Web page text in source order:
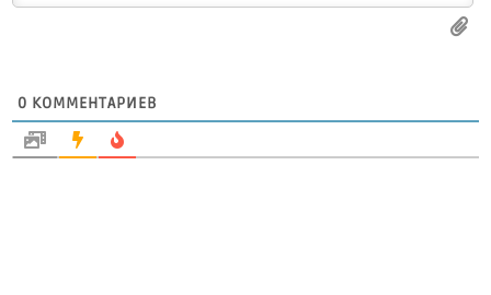
0 КОММЕНТАРИЕВ